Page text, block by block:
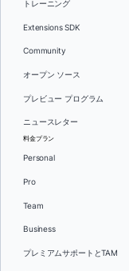
トレーニング
Extensions SDK
Community
オープン ソース
プレビュー プログラム
ニュースレター
料金プラン
Personal
Pro
Team
Business
プレミアムサポートとTAM